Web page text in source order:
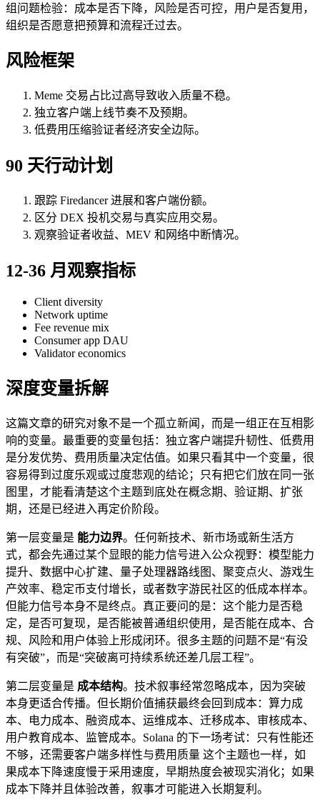
组问题检验：成本是否下降，风险是否可控，用户是否复用，
组织是否愿意把预算和流程迁过去。
风险框架
Meme 交易占比过高导致收入质量不稳。
独立客户端上线节奏不及预期。
低费用压缩验证者经济安全边际。
90 天行动计划
跟踪 Firedancer 进展和客户端份额。
区分 DEX 投机交易与真实应用交易。
观察验证者收益、MEV 和网络中断情况。
12-36 月观察指标
Client diversity
Network uptime
Fee revenue mix
Consumer app DAU
Validator economics
深度变量拆解
这篇文章的研究对象不是一个孤立新闻，而是一组正在互相影
响的变量。最重要的变量包括：独立客户端提升韧性、低费用
是分发优势、费用质量决定估值。如果只看其中一个变量，很
容易得到过度乐观或过度悲观的结论；只有把它们放在同一张
图里，才能看清楚这个主题到底处在概念期、验证期、扩张
期，还是已经进入再定价阶段。
第一层变量是 能力边界。任何新技术、新市场或新生活方
式，都会先通过某个显眼的能力信号进入公众视野：模型能力
提升、数据中心扩建、量子处理器路线图、聚变点火、游戏生
产效率、稳定币支付增长，或者数字游民社区的低成本样本。
但能力信号本身不是终点。真正要问的是：这个能力是否稳
定，是否可复现，是否能被普通组织使用，是否能在成本、合
规、风险和用户体验上形成闭环。很多主题的问题不是“有没
有突破”，而是“突破离可持续系统还差几层工程”。
第二层变量是 成本结构。技术叙事经常忽略成本，因为突破
本身更适合传播。但长期价值捕获最终会回到成本：算力成
本、电力成本、融资成本、运维成本、迁移成本、审核成本、
用户教育成本、监管成本。Solana 的下一场考试：只有性能还
不够，还需要客户端多样性与费用质量 这个主题也一样，如
果成本下降速度慢于采用速度，早期热度会被现实消化；如果
成本下降并且体验改善，叙事才可能进入长期复利。